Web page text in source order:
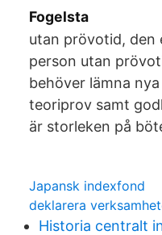
Fogelsta
utan prövotid, den
person utan
behöver lämna
teoriprov samt
är storleken på
Japansk indexfond
deklarera
Historia centralt